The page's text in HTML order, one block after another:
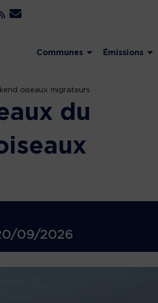
Communes Émissions
oiseaux migrateurs
du
09/2026